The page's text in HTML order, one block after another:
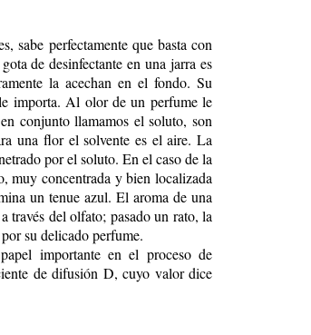
sabe perfectamente que basta con
de desinfectante en una jarra es
la acechan en el fondo. Su
importa. Al olor de un perfume le
conjunto llamamos el soluto, son
una flor el solvente es el aire. La
por el soluto. En el caso de la
muy concentrada y bien localizada
un tenue azul. El aroma de una
través del olfato; pasado un rato, la
su delicado perfume.
importante en el proceso de
de difusión D, cuyo valor dice